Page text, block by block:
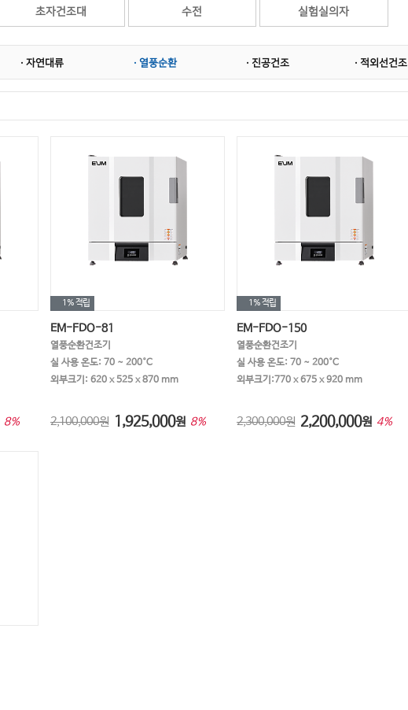
초자건조대 수전 실험실의자
· 자연대류 · 열풍순환 · 진공건조 · 적외선건조
8%
1%적립
EM-FDO-81
열풍순환건조기
실 사용 온도: 70 ~ 200°C
외부크기: 620 x 525 x 870 mm
2,100,000원 1,925,000원 8%
1%적립
EM-FDO-150
열풍순환건조기
실 사용 온도: 70 ~ 200°C
외부크기:770 x 675 x 920 mm
2,300,000원 2,200,000원 4%